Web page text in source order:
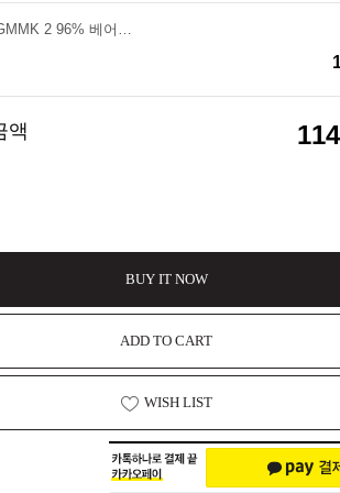
글로리어스 GMMK 2 96% 베어본 (블랙) 핫스왑 커스텀 키보드
액
BUY IT NOW
ADD TO CART
WISH LIST